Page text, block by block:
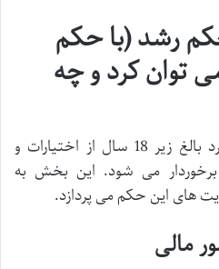
رشد (با حکم
توان کرد و چه
، فرد بالغ زیر 18 سال از اختیارات و
می شود. این بخش به
های این حکم می پردازد.